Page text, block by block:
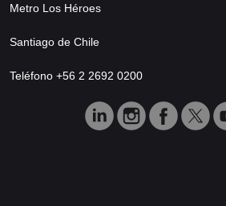
Metro Los Héroes
Santiago de Chile
Teléfono +56 2 2692 0200